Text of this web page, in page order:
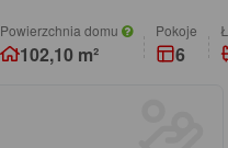
Powierzchnia domu
102,10 m²
pokoje
6